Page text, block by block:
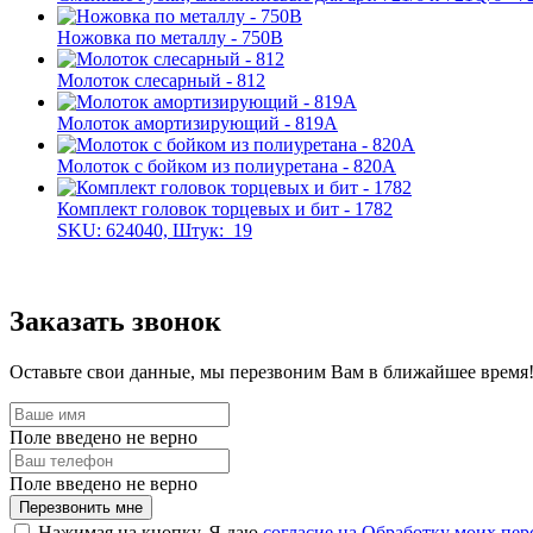
Ножовка по металлу - 750B
Молоток слесарный - 812
Молоток амортизирующий - 819A
Молоток с бойком из полиуретана - 820A
Комплект головок торцевых и бит - 1782
SKU: 624040, Штук: 19
Заказать звонок
Оставьте свои данные, мы перезвоним Вам в ближайшее время!
Поле введено не верно
Поле введено не верно
Перезвонить мне